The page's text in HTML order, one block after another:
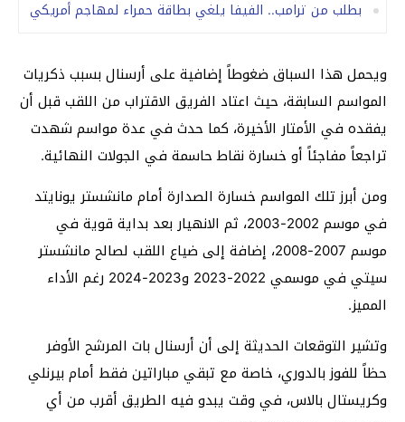
بطلب من ترامب.. الفيفا يلغي بطاقة حمراء لمهاجم أمريكي
ويحمل هذا السباق ضغوطاً إضافية على أرسنال بسبب ذكريات
المواسم السابقة، حيث اعتاد الفريق الاقتراب من اللقب قبل أن
يفقده في الأمتار الأخيرة، كما حدث في عدة مواسم شهدت
تراجعاً مفاجئاً أو خسارة نقاط حاسمة في الجولات النهائية.
ومن أبرز تلك المواسم خسارة الصدارة أمام مانشستر يونايتد
في موسم 2002-2003، ثم الانهيار بعد بداية قوية في
موسم 2007-2008، إضافة إلى ضياع اللقب لصالح مانشستر
سيتي في موسمي 2022-2023 و2023-2024 رغم الأداء
المميز.
وتشير التوقعات الحديثة إلى أن أرسنال بات المرشح الأوفر
حظاً للفوز بالدوري، خاصة مع تبقي مباراتين فقط أمام بيرنلي
وكريستال بالاس، في وقت يبدو فيه الطريق أقرب من أي